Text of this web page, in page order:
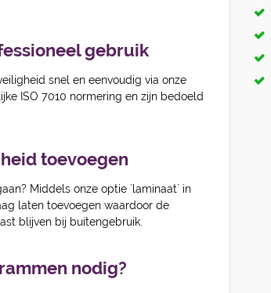
gebruik
snel en eenvoudig via onze
ISO 7010 normering en zijn bedoeld
toevoegen
Middels onze optie `laminaat` in
laten toevoegen waardoor de
blijven bij buitengebruik.
nodig?